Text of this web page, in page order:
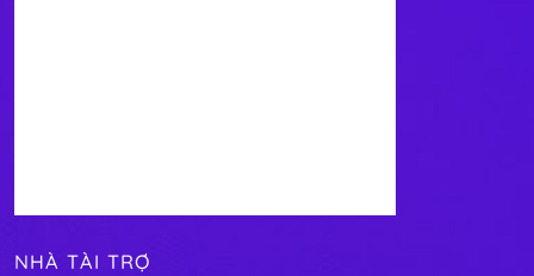
NHÀ TÀI TRỢ